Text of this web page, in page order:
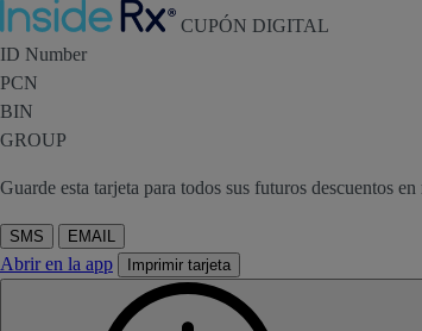
Inside Rx
CUPÓN DIGITAL
ID Number
PCN
BIN
GROUP
Guarde esta tarjeta para todos sus futuros descuentos en
SMS EMAIL
Abrir en la app Imprimir tarjeta